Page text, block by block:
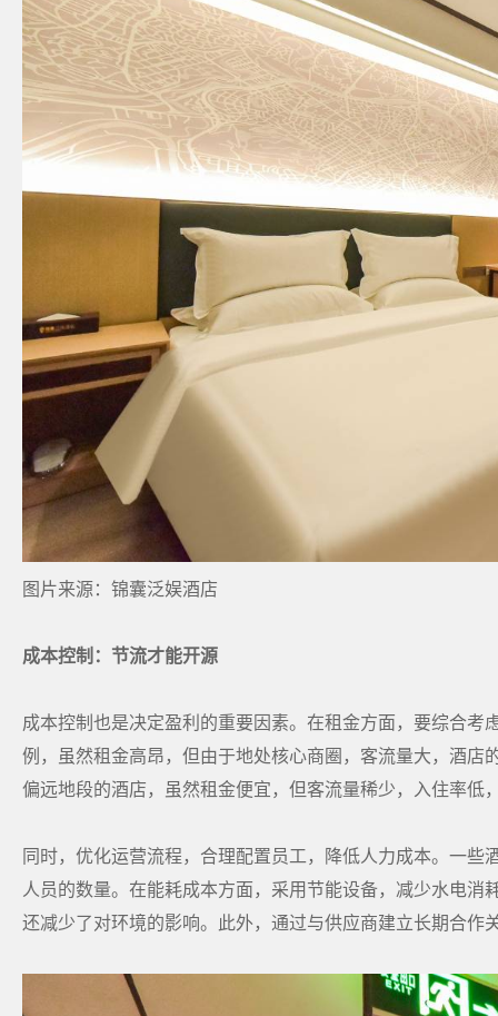
图片来源：锦囊泛娱酒店
成本控制：节流才能开源
成本控制也是决定盈利的重要因素。在租金方面，要综合
例，虽然租金高昂，但由于地处核心商圈，客流量大，酒
偏远地段的酒店，虽然租金便宜，但客流量稀少，入住率低
同时，优化运营流程，合理配置员工，降低人力成本。一
人员的数量。在能耗成本方面，采用节能设备，减少水电
还减少了对环境的影响。此外，通过与供应商建立长期合作